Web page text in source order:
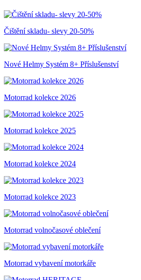
Čištění skladu- slevy 20-50%
Nové Helmy Systém 8+ Příslušenství
Motorrad kolekce 2026
Motorrad kolekce 2025
Motorrad kolekce 2024
Motorrad kolekce 2023
Motorrad volnočasové oblečení
Motorrad vybavení motorkáře